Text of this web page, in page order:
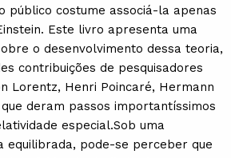
público costume associá-la apenas
Este livro apresenta uma
o desenvolvimento dessa teoria,
contribuições de pesquisadores
Lorentz, Henri Poincaré, Hermann
deram passos importantíssimos
especial.Sob uma
equilibrada, pode-se perceber que